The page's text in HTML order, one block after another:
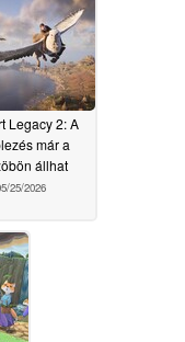
Legacy 2: A
már a
állhat
25/2026